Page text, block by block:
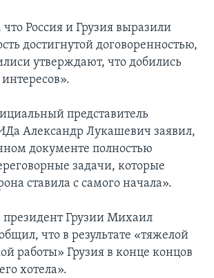
Россия и Грузия выразили
достигнутой договоренностью,
утверждают, что добились
представитель
Александр Лукашевич заявил,
документе полностью
задачи, которые
ставила с самого начала».
президент Грузии Михаил
что в результате «тяжелой
работы» Грузия в конце концов
хотела».